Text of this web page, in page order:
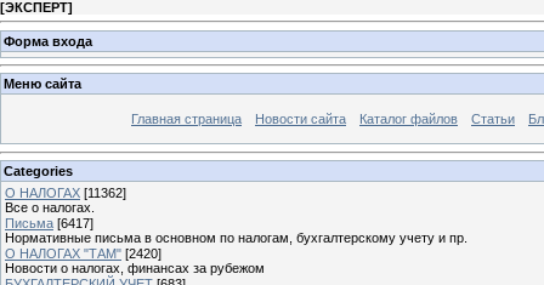
[ЭКСПЕРТ]
Форма входа
Меню сайта
Главная страница Новости сайта Каталог файлов Статьи
Categories
О НАЛОГАХ [11362]
Все о налогах.
Письма [6417]
Нормативные письма в основном по налогам, бухгалтерскому учету и пр.
О НАЛОГАХ "ТАМ" [2420]
Новости о налогах, финансах за рубежом